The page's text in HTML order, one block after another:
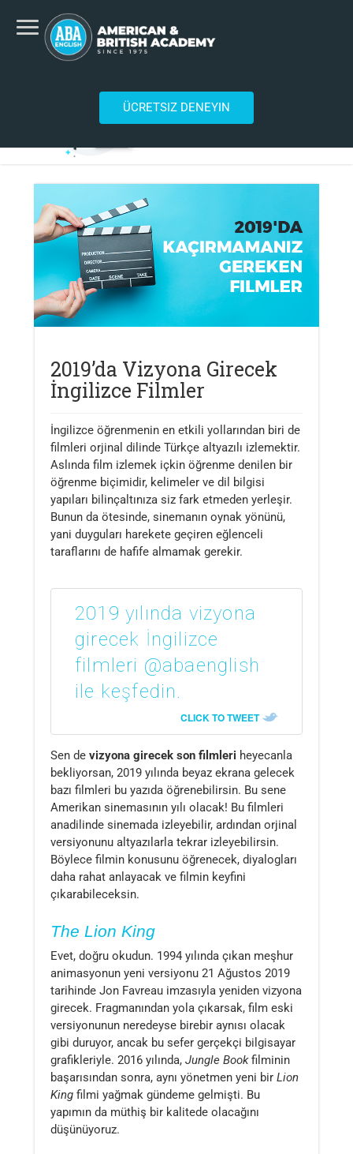
ÜCRETSIZ DENEYIN
2019’da Vizyona Girecek
İngilizce Filmler
İngilizce öğrenmenin en etkili yollarından biri de
filmleri orjinal dilinde Türkçe altyazılı izlemektir.
Aslında film izlemek içkin öğrenme denilen bir
öğrenme biçimidir, kelimeler ve dil bilgisi
yapıları bilinçaltınıza siz fark etmeden yerleşir.
Bunun da ötesinde, sinemanın oynak yönünü,
yani duyguları harekete geçiren eğlenceli
taraflarını de hafife almamak gerekir.
2019 yılında vizyona
girecek İngilizce
filmleri @abaenglish
ile keşfedin.
CLICK TO TWEET
Sen de vizyona girecek son filmleri heyecanla
bekliyorsan, 2019 yılında beyaz ekrana gelecek
bazı filmleri bu yazıda öğrenebilirsin. Bu sene
Amerikan sinemasının yılı olacak! Bu filmleri
anadilinde sinemada izleyebilir, ardından orjinal
versiyonunu altyazılarla tekrar izleyebilirsin.
Böylece filmin konusunu öğrenecek, diyalogları
daha rahat anlayacak ve filmin keyfini
çıkarabileceksin.
The Lion King
Evet, doğru okudun. 1994 yılında çıkan meşhur
animasyonun yeni versiyonu 21 Ağustos 2019
tarihinde Jon Favreau imzasıyla yeniden vizyona
girecek. Fragmanından yola çıkarsak, film eski
versiyonunun neredeyse birebir aynısı olacak
gibi duruyor, ancak bu sefer gerçekçi bilgisayar
grafikleriyle. 2016 yılında, Jungle Bookfilminin
başarısından sonra, aynı yönetmen yeni bir Lion
King filmi yağmak gündeme gelmişti. Bu
yapımın da müthiş bir kalitede olacağını
düşünüyoruz.